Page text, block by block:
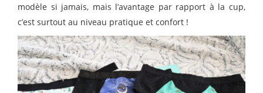
modèle si jamais, mais l’avantage par rapport à la cup,
c’est surtout au niveau pratique et confort !